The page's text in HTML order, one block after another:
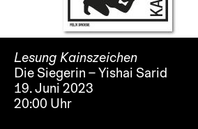
Lesung Kainszeichen
Die Siegerin – Yishai Sarid
19. Juni 2023
20:00 Uhr